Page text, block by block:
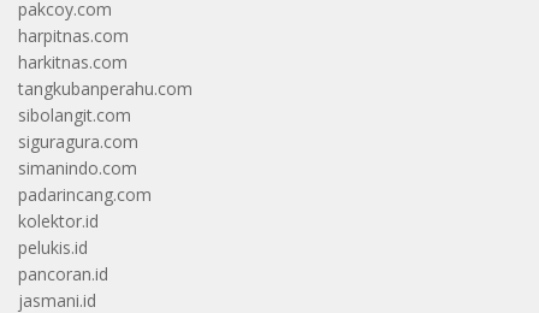
pakcoy.com
harpitnas.com
harkitnas.com
tangkubanperahu.com
sibolangit.com
siguragura.com
simanindo.com
padarincang.com
kolektor.id
pelukis.id
pancoran.id
jasmani.id